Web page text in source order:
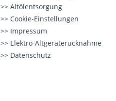
Altölentsorgung
Cookie-Einstellungen
Impressum
Elektro-Altgeräterücknahme
Datenschutz